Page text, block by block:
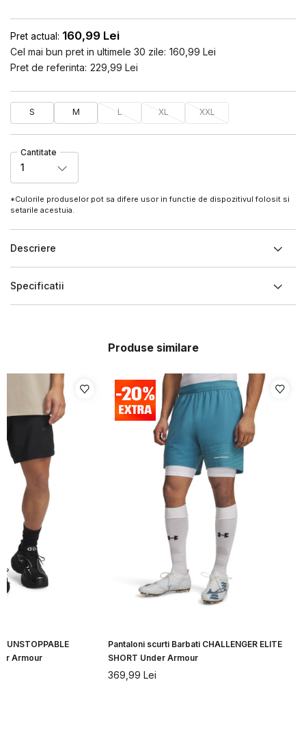
Pret actual: 160,99 Lei
Cel mai bun pret in ultimele 30 zile: 160,99 Lei
Pret de referinta: 229,99 Lei
S M L XL XXL
Cantitate
1
*Culorile produselor pot sa difere usor in functie de dispozitivul folosit si
setarile acestuia.
Descriere
Specificatii
Produse similare
UNSTOPPABLE
Armour
Pantaloni scurti Barbati CHALLENGER ELITE
SHORT Under Armour
369,99 Lei